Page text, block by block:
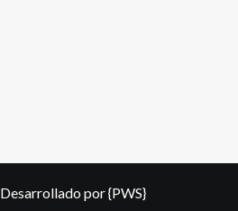
Desarrollado por{PWS}